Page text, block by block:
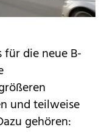
die neue B-
und teilweise
gehören: